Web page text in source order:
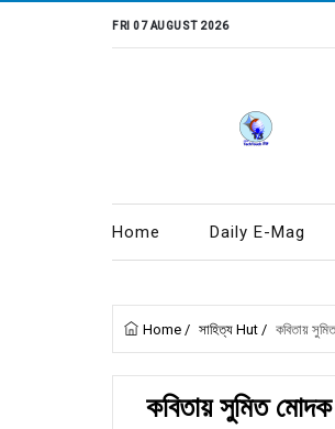
FRI 07 AUGUST 2026
Home Daily E-Mag
Home / সাহিত্য Hut / কবিতায়
কবিতায় সুমিত মোদক